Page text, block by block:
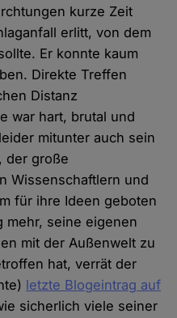
kurze Zeit
erlitt, von dem
Er konnte kaum
Direkte Treffen
Distanz
war hart, brutal und
mitunter auch sein
der große
Wissenschaftlern und
für ihre Ideen geboten
mehr, seine eigenen
mit der Außenwelt zu
hat, verrät der
letzte Blogeintrag auf
sicherlich viele seiner